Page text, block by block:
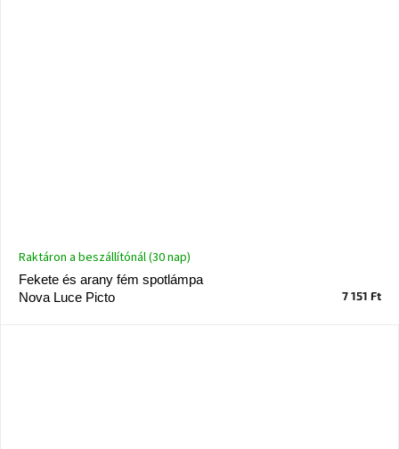
Fekete és arany fém spotlámpa
Nova Luce Picto
Raktáron a beszállítónál (30 nap)
7 151 Ft